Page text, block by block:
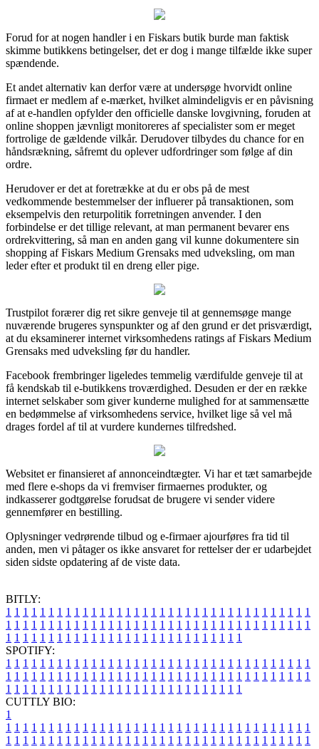
Forud for at nogen handler i en Fiskars butik burde man faktisk
skimme butikkens betingelser, det er dog i mange tilfælde ikke super
spændende.
Et andet alternativ kan derfor være at undersøge hvorvidt online
firmaet er medlem af e-mærket, hvilket almindeligvis er en påvisning
af at e-handlen opfylder den officielle danske lovgivning, foruden at
online shoppen jævnligt monitoreres af specialister som er meget
fortrolige de gældende vilkår. Derudover tilbydes du chance for en
håndsrækning, såfremt du oplever udfordringer som følge af din
ordre.
Herudover er det at foretrække at du er obs på de mest
vedkommende bestemmelser der influerer på transaktionen, som
eksempelvis den returpolitik forretningen anvender. I den
forbindelse er det tillige relevant, at man permanent bevarer ens
ordrekvittering, så man en anden gang vil kunne dokumentere sin
shopping af Fiskars Medium Grensaks med udveksling, om man
leder efter et produkt til en dreng eller pige.
Trustpilot forærer dig ret sikre genveje til at gennemsøge mange
nuværende brugeres synspunkter og af den grund er det prisværdigt,
at du eksaminerer internet virksomhedens ratings af Fiskars Medium
Grensaks med udveksling før du handler.
Facebook frembringer ligeledes temmelig værdifulde genveje til at
få kendskab til e-butikkens troværdighed. Desuden er der en række
internet selskaber som giver kunderne mulighed for at sammensætte
en bedømmelse af virksomhedens service, hvilket lige så vel må
drages fordel af til at vurdere kundernes tilfredshed.
Websitet er finansieret af annonceindtægter. Vi har et tæt samarbejde
med flere e-shops da vi fremviser firmaernes produkter, og
indkasserer godtgørelse forudsat de brugere vi sender videre
gennemfører en bestilling.
Oplysninger vedrørende tilbud og e-firmaer ajourføres fra tid til
anden, men vi påtager os ikke ansvaret for rettelser der er udarbejdet
siden sidste opdatering af de viste data.
BITLY:
1 1 1 1 1 1 1 1 1 1 1 1 1 1 1 1 1 1 1 1 1 1 1 1 1 1 1 1 1 1 1 1 1 1 1 1
1 1 1 1 1 1 1 1 1 1 1 1 1 1 1 1 1 1 1 1 1 1 1 1 1 1 1 1 1 1 1 1 1 1 1 1
1 1 1 1 1 1 1 1 1 1 1 1 1 1 1 1 1 1 1 1 1 1 1 1 1 1 1 1
SPOTIFY:
1 1 1 1 1 1 1 1 1 1 1 1 1 1 1 1 1 1 1 1 1 1 1 1 1 1 1 1 1 1 1 1 1 1 1 1
1 1 1 1 1 1 1 1 1 1 1 1 1 1 1 1 1 1 1 1 1 1 1 1 1 1 1 1 1 1 1 1 1 1 1 1
1 1 1 1 1 1 1 1 1 1 1 1 1 1 1 1 1 1 1 1 1 1 1 1 1 1 1 1
CUTTLY BIO:
1
1 1 1 1 1 1 1 1 1 1 1 1 1 1 1 1 1 1 1 1 1 1 1 1 1 1 1 1 1 1 1 1 1 1 1 1
1 1 1 1 1 1 1 1 1 1 1 1 1 1 1 1 1 1 1 1 1 1 1 1 1 1 1 1 1 1 1 1 1 1 1 1